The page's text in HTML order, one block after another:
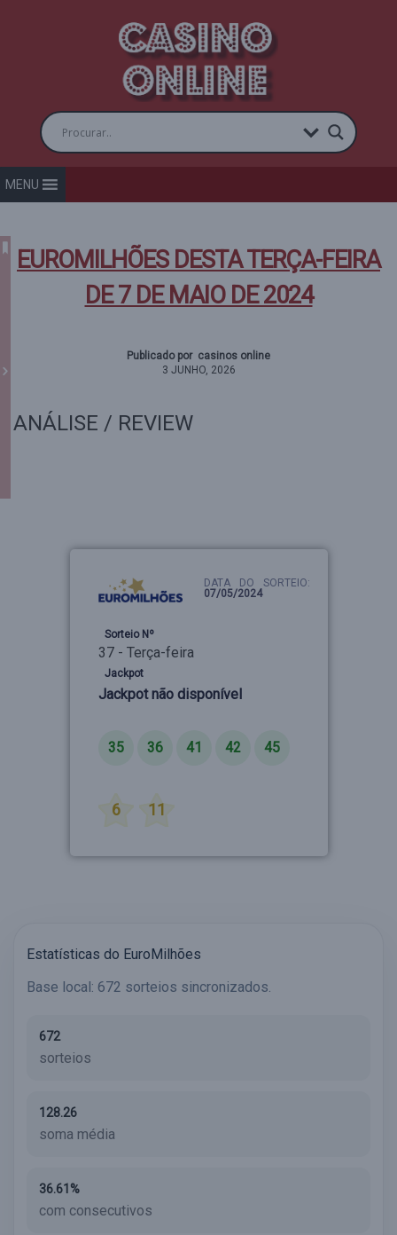
MENU
EUROMILHÕES DESTA TERÇA-FEIRA
DE 7 DE MAIO DE 2024
Publicado por casinos online
3 JUNHO, 2026
ANÁLISE / REVIEW
DATA DO SORTEIO:
07/05/2024
Sorteio Nº
37 - Terça-feira
Jackpot
Jackpot não disponível
35 36 41 42 45
6 11
Estatísticas do EuroMilhões
Base local: 672 sorteios sincronizados.
672
sorteios
128.26
soma média
36.61%
com consecutivos